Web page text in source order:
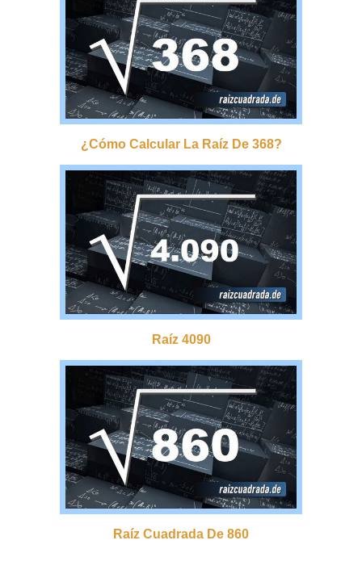
¿cómo Calcular La Raíz De 368?
Raíz 4090
Raíz Cuadrada De 860